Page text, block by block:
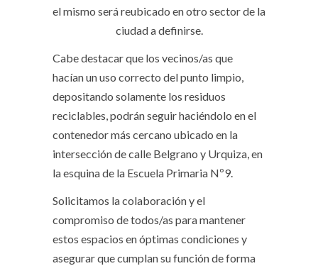
el mismo será reubicado en otro sector de la
ciudad a definirse.
Cabe destacar que los vecinos/as que
hacían un uso correcto del punto limpio,
depositando solamente los residuos
reciclables, podrán seguir haciéndolo en el
contenedor más cercano ubicado en la
intersección de calle Belgrano y Urquiza, en
la esquina de la Escuela Primaria Nº9.
Solicitamos la colaboración y el
compromiso de todos/as para mantener
estos espacios en óptimas condiciones y
asegurar que cumplan su función de forma